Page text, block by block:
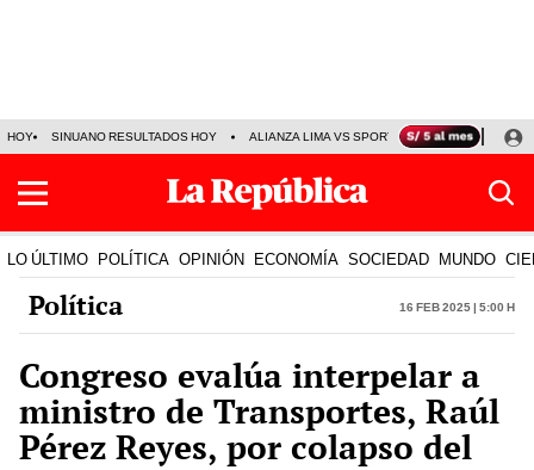
HOY SINUANO RESULTADOS HOY ALIANZA LIMA VS SPORT BOYS JORGE
LO ÚLTIMO POLÍTICA OPINIÓN ECONOMÍA SOCIEDAD MUNDO
Política 16 Feb 2025 | 5:00 h
Congreso evalúa interpelar a
ministro de Transportes, Raúl
Pérez Reyes, por colapso del